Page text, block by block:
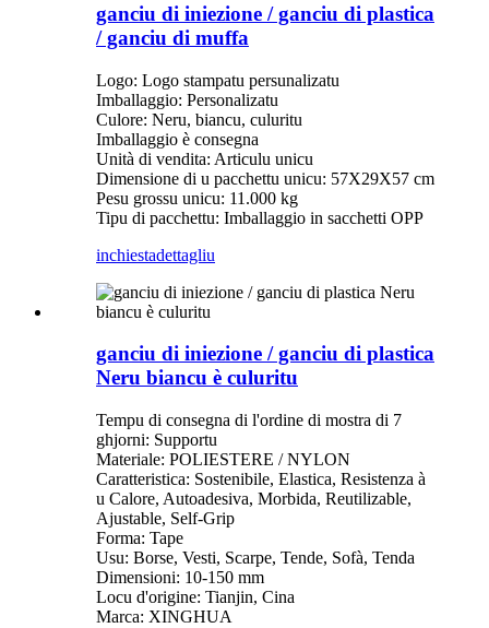
ganciu di iniezione / ganciu di plastica
/ ganciu di muffa
Logo: Logo stampatu persunalizatu
Imballaggio: Personalizatu
Culore: Neru, biancu, culuritu
Imballaggio è consegna
Unità di vendita: Articulu unicu
Dimensione di u pacchettu unicu: 57X29X57 cm
Pesu grossu unicu: 11.000 kg
Tipu di pacchettu: Imballaggio in sacchetti OPP
inchiestadettagliu
ganciu di iniezione / ganciu di plastica
Neru biancu è culuritu
Tempu di consegna di l'ordine di mostra di 7
ghjorni: Supportu
Materiale: POLIESTERE / NYLON
Caratteristica: Sostenibile, Elastica, Resistenza à
u Calore, Autoadesiva, Morbida, Reutilizable,
Ajustable, Self-Grip
Forma: Tape
Usu: Borse, Vesti, Scarpe, Tende, Sofà, Tenda
Dimensioni: 10-150 mm
Locu d'origine: Tianjin, Cina
Marca: XINGHUA